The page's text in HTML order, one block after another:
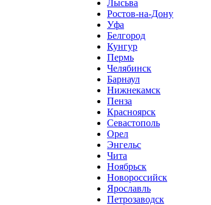
Лысьва
Ростов-на-Дону
Уфа
Белгород
Кунгур
Пермь
Челябинск
Барнаул
Нижнекамск
Пенза
Красноярск
Севастополь
Орел
Энгельс
Чита
Ноябрьск
Новороссийск
Ярославль
Петрозаводск